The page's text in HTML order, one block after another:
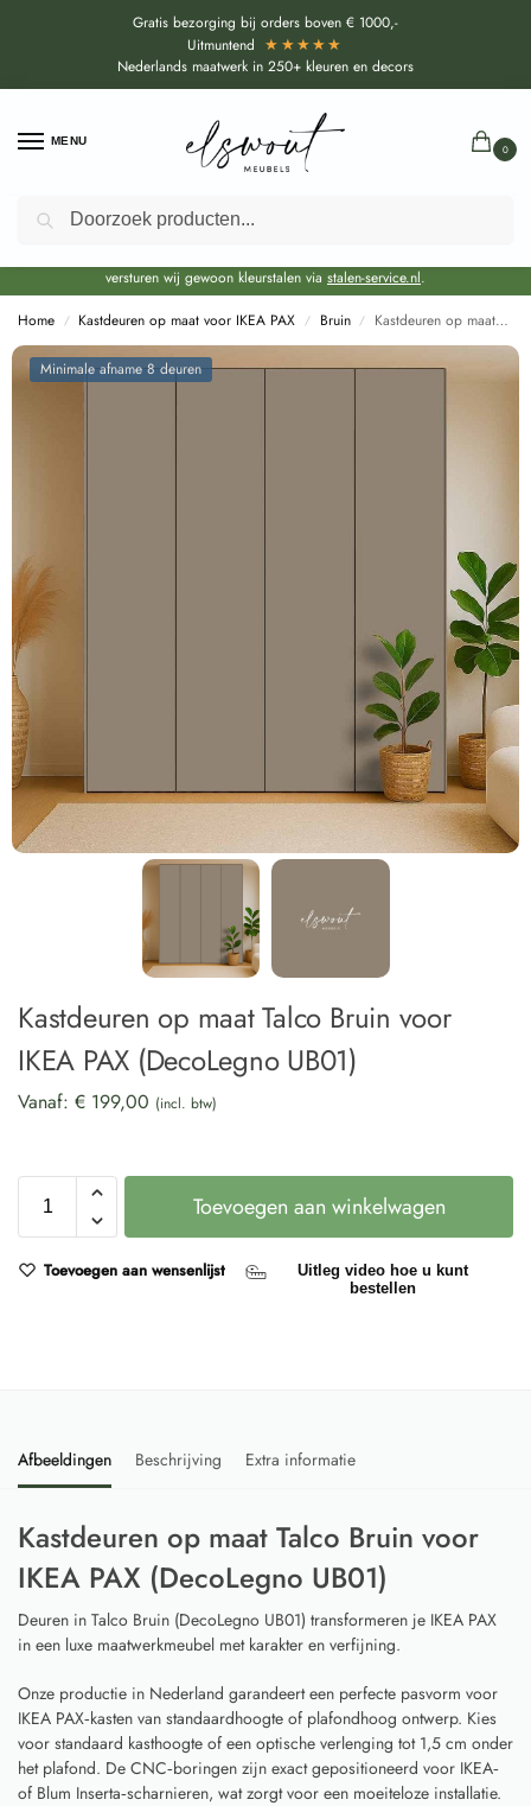
Gratis bezorging bij orders boven € 1000,-
Uitmuntend ★★★★★
Nederlands maatwerk in 250+ kleuren en decors
MENU
0
Door de bouwvakperiode geldt voor alle collecties momenteel een EXTRA
levertijd van circa 3-4 weken bovenop de reguliere levertijd.
versturen wij gewoon kleurstalen via stalen-service.nl.
Home / Kastdeuren op maat voor IKEA PAX / Bruin / Kastdeuren op maat Talco Bruin voor IKEA PAX (DecoLegno UB01)
Minimale afname 8 deuren
Kastdeuren op maat Talco Bruin voor
IKEA PAX (DecoLegno UB01)
Vanaf: € 199,00 (incl. btw)
Toevoegen aan winkelwagen
Toevoegen aan wensenlijst
Uitleg video hoe u kunt
bestellen
Afbeeldingen Beschrijving Extra informatie
Kastdeuren op maat Talco Bruin voor
IKEA PAX (DecoLegno UB01)
Deuren in Talco Bruin (DecoLegno UB01) transformeren je IKEA PAX
in een luxe maatwerkmeubel met karakter en verfijning.
Onze productie in Nederland garandeert een perfecte pasvorm voor
IKEA PAX‑kasten van standaardhoogte of plafondhoog ontwerp. Kies
voor standaard kasthoogte of een optische verlenging tot 1,5 cm onder
het plafond. De CNC‑boringen zijn exact gepositioneerd voor IKEA‑
of Blum Inserta‑scharnieren, wat zorgt voor een moeiteloze installatie.